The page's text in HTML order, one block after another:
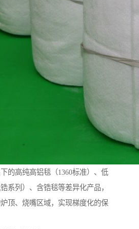
的高纯高铝毯（1360标准）、低
系列）、含锆毯等差异化产品，
顶、烧嘴区域，实现梯度化的保